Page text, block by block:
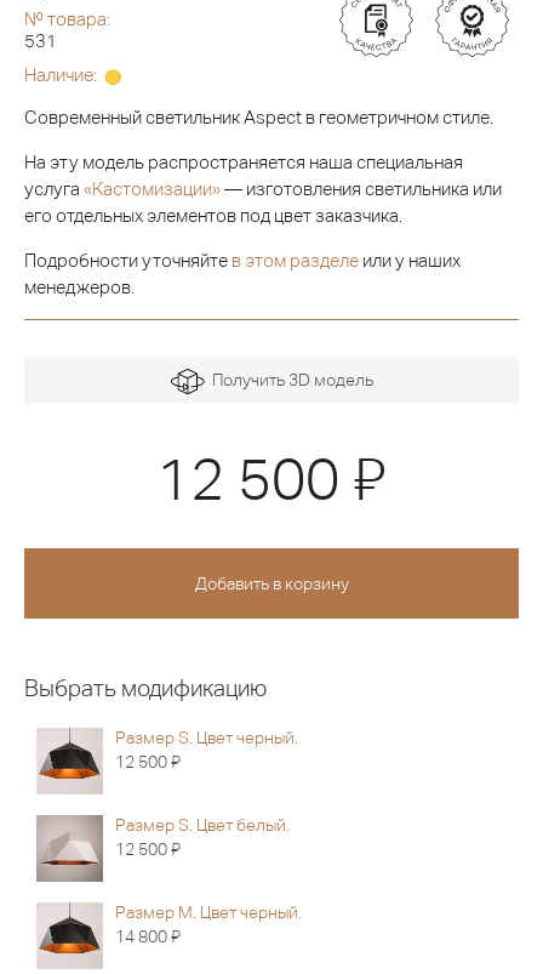
№ товара:
531
Наличие:
Современный светильник Aspect в геометричном стиле.
На эту модель распространяется наша специальная
услуга «Кастомизации»— изготовления светильника или
его отдельных элементов под цвет заказчика.
Подробности уточняйте в этом разделе или у наших
менеджеров.
Получить 3D модель
12 500 Я
Выбрать модификацию
Размер S. Цвет черный.
12 500Я
Размер S. Цвет белый.
12 500Я
Размер M. Цвет черный.
14 800Я